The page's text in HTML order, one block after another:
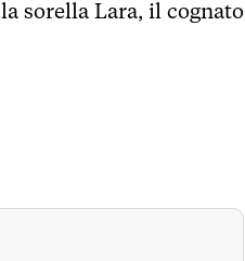
sorella Lara, il cognato